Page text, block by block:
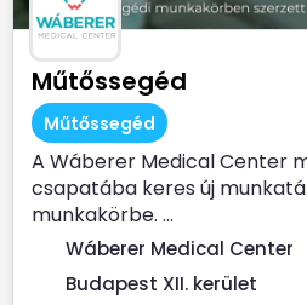
Műtőssegéd
Műtőssegéd
A Wáberer Medical Center
csapatába keres új
munkakörbe. ...
Wáberer Medical Center
Budapest XII. kerület